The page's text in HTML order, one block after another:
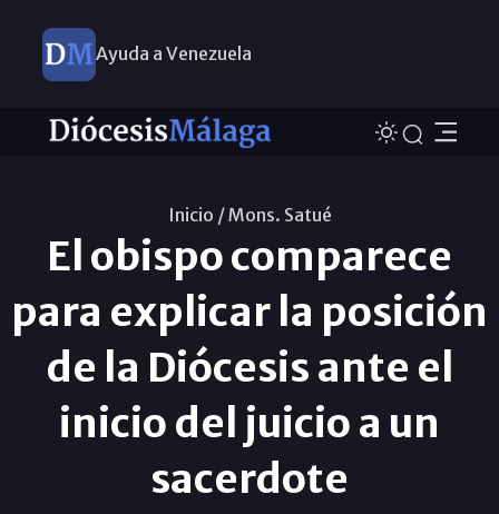
Ayuda a Venezuela
Inicio /Mons. Satué
El obispo comparece
para explicar la posición
de la Diócesis ante el
inicio del juicio a un
sacerdote